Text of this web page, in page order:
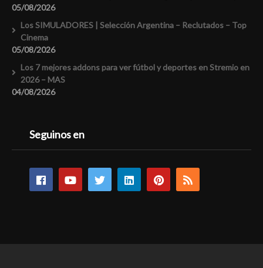
05/08/2026
Los SIMULADORES | Selección Argentina – Reclutados – Top
Cinema
05/08/2026
Los 7 mejores addons para ver fútbol y deportes en Stremio en
2026 – MAS
04/08/2026
Seguinos en